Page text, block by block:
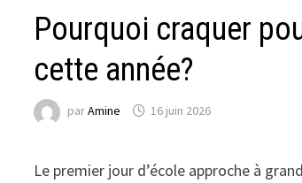
Pourquoi craquer
cette année?
parAmine 16 juin 2026
Le premier jour d’école approche à